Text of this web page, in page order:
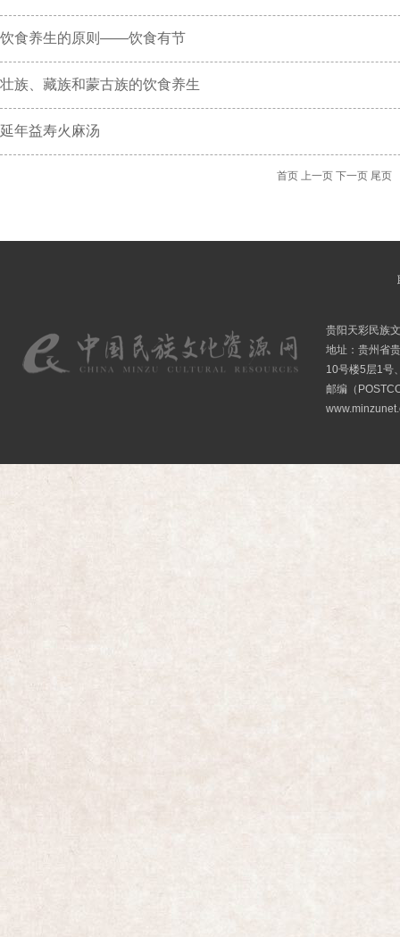
饮食养生的原则——饮食有节
壮族、藏族和蒙古族的饮食养生
延年益寿火麻汤
首页 上一页 下一页 尾页
贵阳天彩民族
地址：贵州省
10号楼5层1号
邮编（